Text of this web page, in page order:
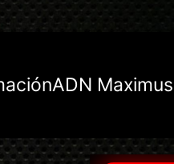
ADN Maximus